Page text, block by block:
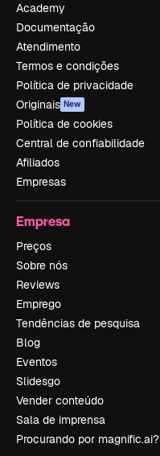
Academy
Documentação
Atendimento
Termos e condições
Política de privacidade
Originais New
Política de cookies
Central de confiabilidade
Afiliados
Empresas
Empresa
Preços
Sobre nós
Reviews
Emprego
Tendências de pesquisa
Blog
Eventos
Slidesgo
Vender conteúdo
Sala de imprensa
Procurando por magnific.ai?